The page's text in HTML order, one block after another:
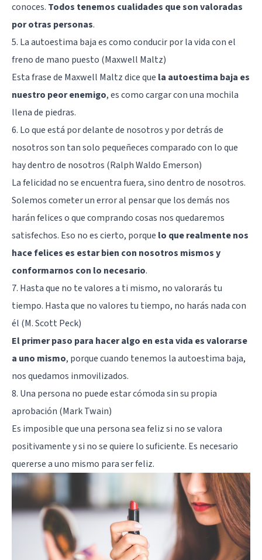
conoces. Todos tenemos cualidades que son valoradas
por otras personas.
5. La autoestima baja es como conducir por la vida con el
freno de mano puesto (Maxwell Maltz)
Esta frase de Maxwell Maltz dice que la autoestima baja es
nuestro peor enemigo, es como cargar con una mochila
llena de piedras.
6. Lo que está por delante de nosotros y por detrás de
nosotros son tan solo pequeñeces comparado con lo que
hay dentro de nosotros (Ralph Waldo Emerson)
Lafelicidad no se encuentra fuera, sino dentro de nosotros.
Solemos cometer un error al pensar que los demás nos
harán felices o que comprando cosas nos quedaremos
satisfechos. Eso no es cierto, porque lo que realmente nos
hace felices es estar bien con nosotros mismos y
conformarnos con lo necesario.
7. Hasta que no te valores a ti mismo, no valorarás tu
tiempo. Hasta que no valores tu tiempo, no harás nada con
él (M. Scott Peck)
El primer paso para hacer algo en esta vida es valorarse
a uno mismo, porque cuando tenemos la autoestima baja,
nos quedamos inmovilizados.
8. Una persona no puede estar cómoda sin su propia
aprobación (Mark Twain)
Es imposible que una persona sea feliz si no se valora
positivamente y si no se quiere lo suficiente. Es necesario
quererse a uno mismo para ser feliz.